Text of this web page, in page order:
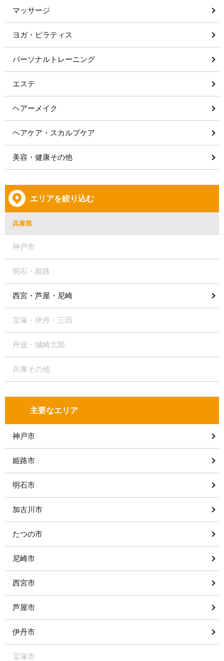
マッサージ
ヨガ・ピラティス
パーソナルトレーニング
エステ
ヘアーメイク
ヘアケア・スカルプケア
美容・健康その他
エリアを絞り込む
兵庫県
神戸市
明石・姫路
西宮・芦屋・尼崎
宝塚・伊丹・三田
丹波・城崎北部
兵庫その他
主要なエリア
神戸市
姫路市
明石市
加古川市
たつの市
尼崎市
西宮市
芦屋市
伊丹市
宝塚市